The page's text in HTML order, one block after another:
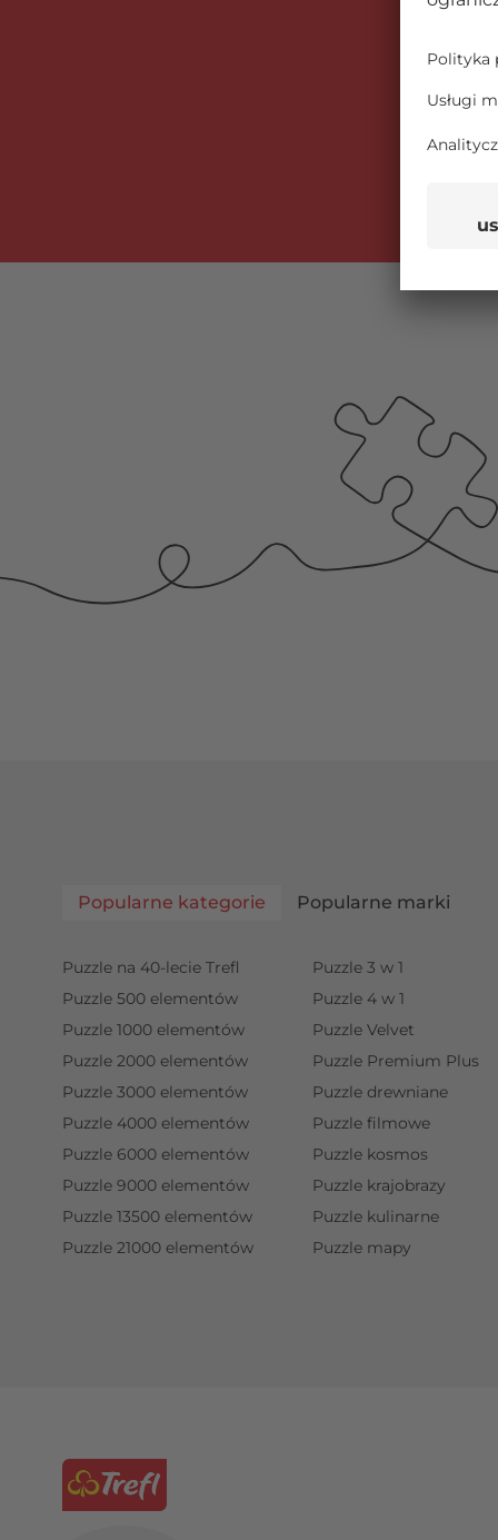
Popularne kategorie Popularne marki
Puzzle na 40-lecie Trefl
Puzzle 500 elementów
Puzzle 1000 elementów
Puzzle 2000 elementów
Puzzle 3000 elementów
Puzzle 4000 elementów
Puzzle 6000 elementów
Puzzle 9000 elementów
Puzzle 13500 elementów
Puzzle 21000 elementów
Puzzle 3 w 1
Puzzle 4 w 1
Puzzle Velvet
Puzzle Premium Plus
Puzzle drewniane
Puzzle filmowe
Puzzle kosmos
Puzzle krajobrazy
Puzzle kulinarne
Puzzle mapy